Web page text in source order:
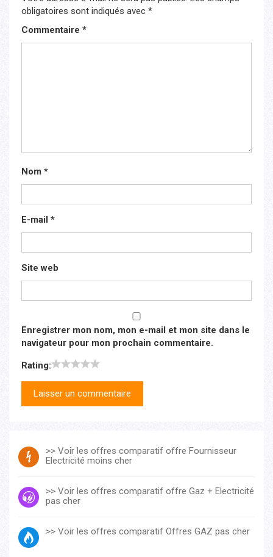
obligatoires sont indiqués avec *
Commentaire *
Nom *
E-mail *
Site web
Enregistrer mon nom, mon e-mail et mon site dans le
navigateur pour mon prochain commentaire.
Rating:
>> Voir les offres comparatif offre Fournisseur
Electricité moins cher
>> Voir les offres comparatif offre Gaz + Electricité
pas cher
>> Voir les offres comparatif Offres GAZ pas cher